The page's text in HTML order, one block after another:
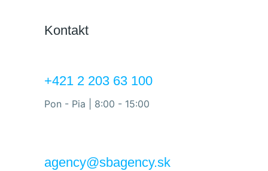
Kontakt
+421 2 203 63 100
Pon - Pia | 8:00 - 15:00
agency@sbagency.sk